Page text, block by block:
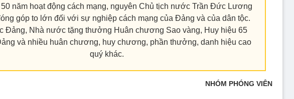
năm hoạt động cách mạng, nguyên Chủ tịch nước Trần Đức Lương
góp to lớn đối với sự nghiệp cách mạng của Đảng và của dân tộc.
Đảng, Nhà nước tặng thưởng Huân chương Sao vàng, Huy hiệu 65
và nhiều huân chương, huy chương, phần thưởng, danh hiệu cao
quý khác.
NHÓM PHÓNG VIÊN